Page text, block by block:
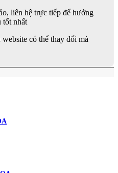
liên hệ trực tiếp để hưởng
tốt nhất
có thể thay đổi mà